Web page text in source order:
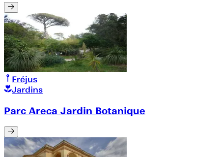
Fréjus
Jardins
Parc Areca Jardin Botanique